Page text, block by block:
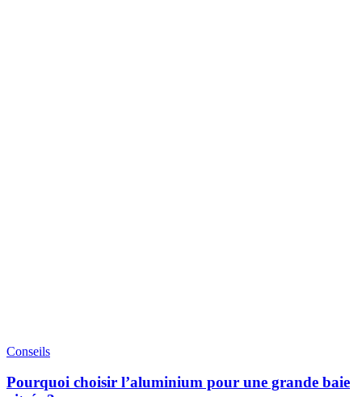
Conseils
Pourquoi choisir l’aluminium pour une grande baie